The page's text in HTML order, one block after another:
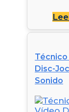
Disc-
Sonido